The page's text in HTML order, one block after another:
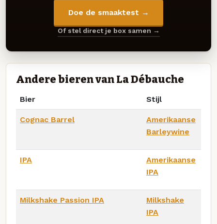
Doe de smaaktest →
Of stel direct je box samen →
Andere bieren van La Débauche
Bier Stijl
Cognac Barrel
Amerikaanse
Barleywine
IPA
Amerikaanse
IPA
Milkshake Passion IPA
Milkshake
IPA